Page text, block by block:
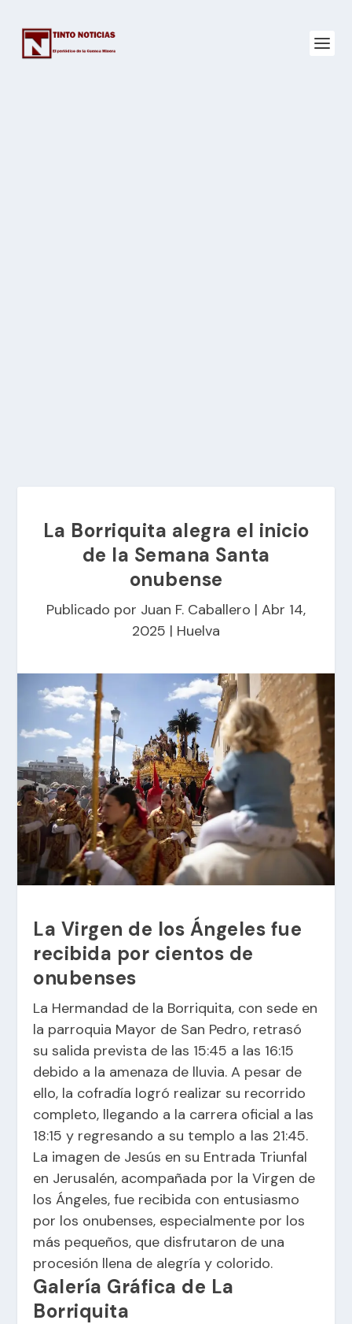
La Borriquita alegra el inicio
de la Semana Santa
onubense
Publicado por Juan F. Caballero | Abr 14,
2025 | Huelva
La Virgen de los Ángeles fue
recibida por cientos de
onubenses
La Hermandad de la Borriquita, con sede en
la parroquia Mayor de San Pedro, retrasó
su salida prevista de las 15:45 a las 16:15
debido a la amenaza de lluvia. A pesar de
ello, la cofradía logró realizar su recorrido
completo, llegando a la carrera oficial a las
18:15 y regresando a su templo a las 21:45.
La imagen de Jesús en su Entrada Triunfal
en Jerusalén, acompañada por la Virgen de
los Ángeles, fue recibida con entusiasmo
por los onubenses, especialmente por los
más pequeños, que disfrutaron de una
procesión llena de alegría y colorido.
Galería Gráfica de La
Borriquita